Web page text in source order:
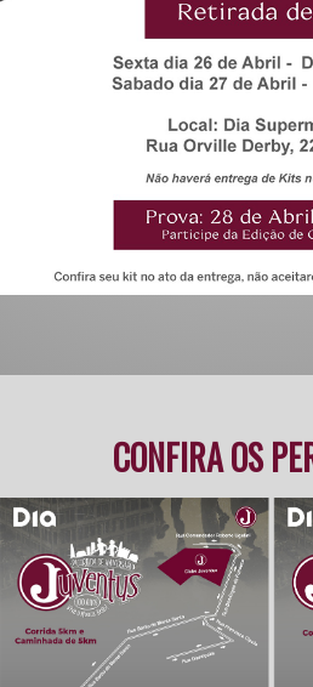
CONFIRA OS